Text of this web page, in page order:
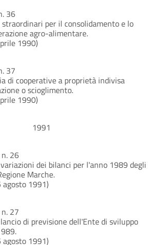
36
per il consolidamento e lo
agro-alimentare.
1990)
37
di cooperative a proprietà indivisa
o scioglimento.
1990)
1991
26
dei bilanci per l'anno 1989 degli
Marche.
agosto 1991)
27
di previsione dell'Ente di sviluppo
agosto 1991)